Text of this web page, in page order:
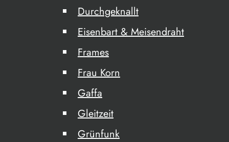
Durchgeknallt
Eisenbart & Meisendraht
Frames
Frau Korn
Gaffa
Gleitzeit
Grünfunk